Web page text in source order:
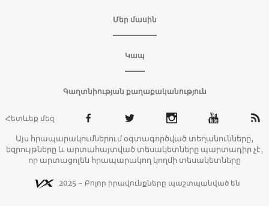
Մեր մասին
Կապ
Գաղտնիության քաղաքականություն
Հետևեք մեզ
Այս հրապարակումներում օգտագործված տեղանունները,
եզրույթները և արտահայտված տեսակետները պարտադիր չէ,
որ արտացոլեն հրապարակող կողմի տեսակետները
2025 - Բոլոր իրավունքները պաշտպանված են